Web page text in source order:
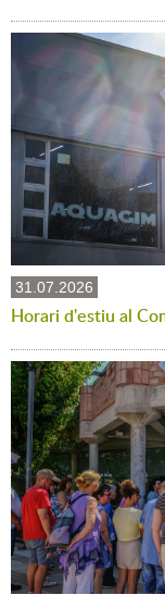
31.07.2026
Horari d'estiu al